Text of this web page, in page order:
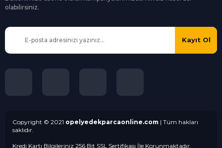
olabilirsiniz.
Kayıt Ol
Copyright © 2021 opelyedekparcaonline.com | Tüm hakları
saklıdır.
Kredi Kartı Bilgileriniz 256 Bit SSL Sertifikası İle Korunmaktadır.